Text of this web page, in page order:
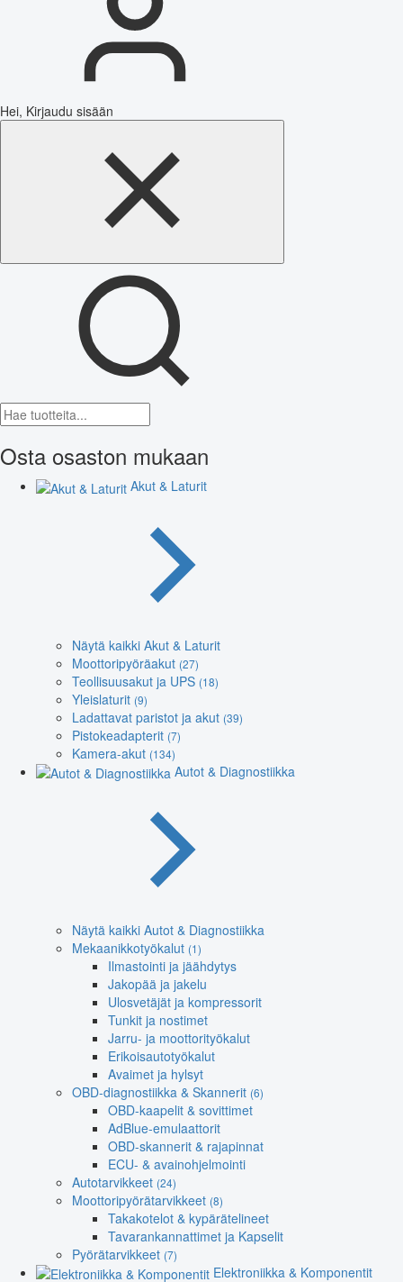
Hei, Kirjaudu sisään
Osta osaston mukaan
Akut & Laturit
Näytä kaikki Akut & Laturit
Moottoripyöräakut (27)
Teollisuusakut ja UPS (18)
Yleislaturit (9)
Ladattavat paristot ja akut (39)
Pistokeadapterit (7)
Kamera-akut (134)
Autot & Diagnostiikka
Näytä kaikki Autot & Diagnostiikka
Mekaanikkotyökalut (1)
Ilmastointi ja jäähdytys
Jakopää ja jakelu
Ulosvetäjät ja kompressorit
Tunkit ja nostimet
Jarru- ja moottorityökalut
Erikoisautotyökalut
Avaimet ja hylsyt
OBD-diagnostiikka & Skannerit (6)
OBD-kaapelit & sovittimet
AdBlue-emulaattorit
OBD-skannerit & rajapinnat
ECU- & avainohjelmointi
Autotarvikkeet (24)
Moottoripyörätarvikkeet (8)
Takakotelot & kypärätelineet
Tavarankannattimet ja Kapselit
Pyörätarvikkeet (7)
Elektroniikka & Komponentit